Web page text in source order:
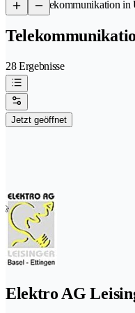
/Telekommunikation in
28 Ergebnisse
Jetzt geöffnet
Elektro AG